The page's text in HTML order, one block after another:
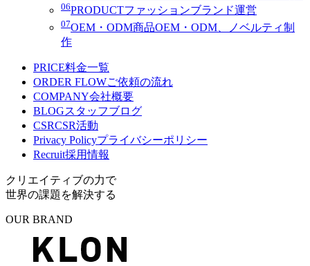
06PRODUCTファッションブランド運営
07OEM・ODM商品OEM・ODM、ノベルティ制
作
PRICE料金一覧
ORDER FLOWご依頼の流れ
COMPANY会社概要
BLOGスタッフブログ
CSRCSR活動
Privacy Policyプライバシーポリシー
Recruit採用情報
クリエイティブの力で
世界の課題を解決する
OUR BRAND